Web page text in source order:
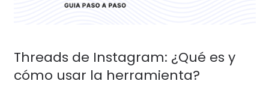
Threads de Instagram: ¿Qué es y
cómo usar la herramienta?